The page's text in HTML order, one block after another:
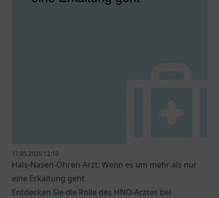
17.05.2026 12:10
Hals-Nasen-Ohren-Arzt: Wenn es um mehr als nur
eine Erkältung geht
Entdecken Sie die Rolle des HNO-Arztes bei